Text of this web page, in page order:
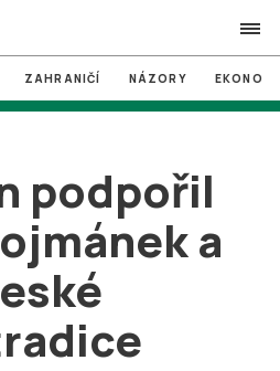
search
ZAHRANIČÍ NÁZORY
podpořil
a